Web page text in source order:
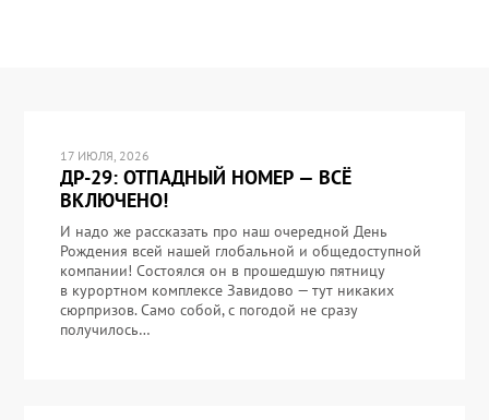
17 ИЮЛЯ, 2026
ДР-29: ОТПАДНЫЙ НОМЕР — ВСЁ
ВКЛЮЧЕНО!
И надо же рассказать про наш очередной День
Рождения всей нашей глобальной и общедоступной
компании! Состоялся он в прошедшую пятницу
в курортном комплексе Завидово — тут никаких
сюрпризов. Само собой, с погодой не сразу
получилось…